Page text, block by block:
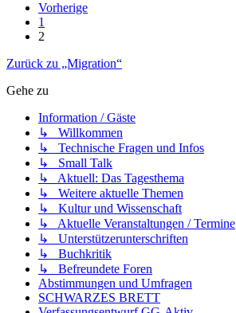
Vorherige
1
2
Zurück zu „Migration“
Gehe zu
Information / Gäste
↳ Willkommen
↳ Technische Fragen und Infos
↳ Small Talk
↳ Aktuell: Das Tagesthema
↳ Weitere aktuelle Themen
↳ Kultur und Wissenschaft
↳ Aktuelle Veranstaltungen / Termine
↳ Unterstützerunterschriften
↳ Buchkritik
↳ Befreundete Foren
Abstimmungen und Umfragen
SCHWARZES BRETT